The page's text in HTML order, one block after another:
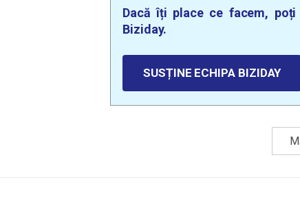
Dacă îți place ce facem,
Biziday.
SUSȚINE ECHIPA BIZIDAY